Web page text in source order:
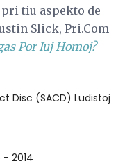
tiu aspekto de
Slick, Pri.Com
Por Iuj Homoj?
Disc (SACD) Ludistoj
- 2014